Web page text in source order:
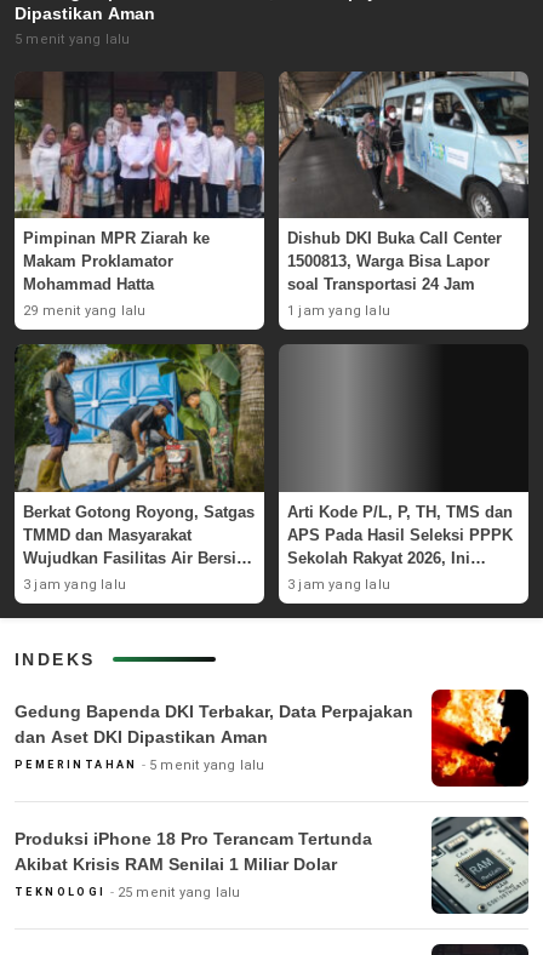
Dipastikan Aman
5 menit yang lalu
Pimpinan MPR Ziarah ke
Makam Proklamator
Mohammad Hatta
29 menit yang lalu
Dishub DKI Buka Call Center
1500813, Warga Bisa Lapor
soal Transportasi 24 Jam
1 jam yang lalu
Berkat Gotong Royong, Satgas
TMMD dan Masyarakat
Wujudkan Fasilitas Air Bersih
di Masjid Polewali
3 jam yang lalu
Arti Kode P/L, P, TH, TMS dan
APS Pada Hasil Seleksi PPPK
Sekolah Rakyat 2026, Ini
Penjelasan
3 jam yang lalu
INDEKS
Gedung Bapenda DKI Terbakar, Data Perpajakan
dan Aset DKI Dipastikan Aman
PEMERINTAHAN 5 menit yang lalu
Produksi iPhone 18 Pro Terancam Tertunda
Akibat Krisis RAM Senilai 1 Miliar Dolar
TEKNOLOGI 25 menit yang lalu